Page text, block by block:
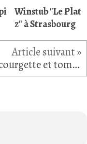
Winstub "Le Plat
z" à Strasbourg
Fritatta aux courgette et tomates